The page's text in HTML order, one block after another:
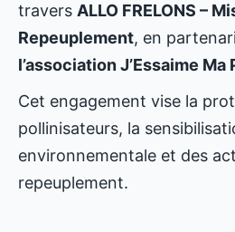
travers ALLO FRELONS –
Repeuplement, en
l’association J’Essaime Ma
Cet engagement vise la
pollinisateurs, la
environnementale et des
repeuplement.